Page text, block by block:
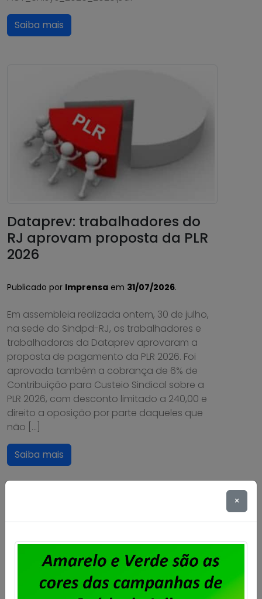
Saiba mais
Dataprev: trabalhadores do
RJ aprovam proposta da PLR
2026
Publicado por Imprensa em 31/07/2026.
Em assembleia realizada ontem, 30 de julho,
na sede do Sindpd-RJ, os trabalhadores e
trabalhadoras da Dataprev aprovaram a
proposta de pagamento da PLR 2026. Foi
aprovada também a cobrança de 6% de
Contribuição para Custeio Sindical sobre a
PLR 2026, com desconto limitado a 240,00 e
direito a oposição por parte daqueles que
não […]
Saiba mais
×